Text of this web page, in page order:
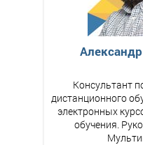
Консультант
дистанционного
электронных
обучения.